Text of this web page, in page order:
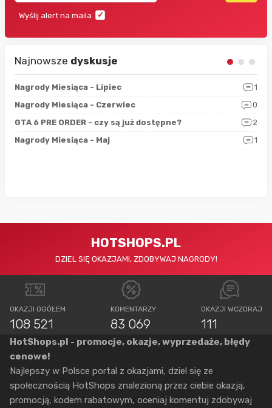
Wyślij alert na maila
Najnowsze dyskusje
Nagrody Miesiąca - Lipiec
1
Nagrody Miesiąca - Czerwiec
0
GTA 6 PRE ORDER - czy są już dostępne?
2
Nagrody Miesiąca - Maj
1
HOTSHOPS.PL
DZIEL SIĘ OKAZJAMI, ZDOBYWAJ NAGRODY!
OKAZJI OGÓŁEM
108 521
KOMENTARZY
83 069
OKAZJI WCZORAJ
111
HotShops.pl - promocje, okazje, wyprzedaże, błędy
cenowe!
Najlepszy w Polsce portal z okazjami, dziel się ze
społecznością HotShops znalezioną przez ciebie okazją,
promocją, kodem rabatowym, oceniaj komentuj zdobywaj